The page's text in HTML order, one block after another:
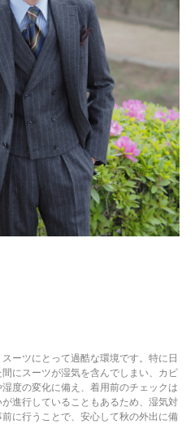
ーツにとって過酷な環境です。特に日
にスーツが湿気を含んでしまい、カビ
度の変化に備え、着用前のチェックは
進行していることもあるため、湿気対
に行うことで、安心して秋の外出に備